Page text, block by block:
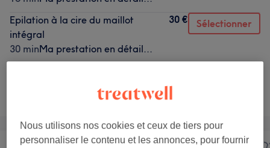
Epilation à la cire du maillot
intégral
30 minMa prestation en détail...
30 € Sélectionner
Recherchez dans notre liste de prestations
Nous utilisons nos cookies et ceux de tiers pour
personnaliser le contenu et les annonces, pour fournir